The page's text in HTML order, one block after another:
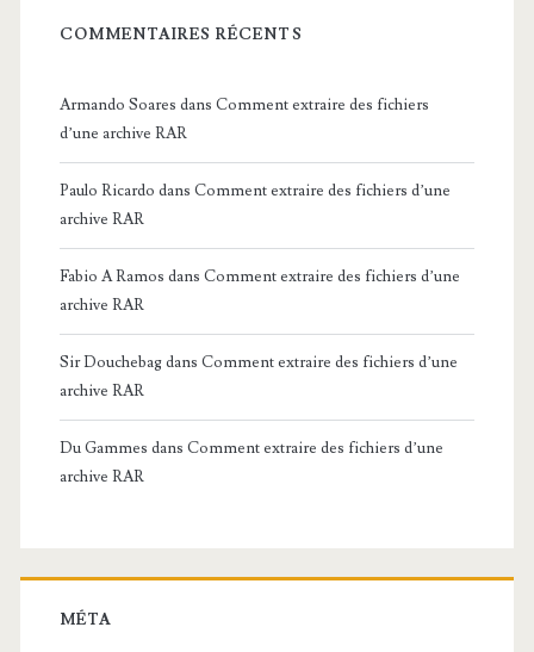
COMMENTAIRES RÉCENTS
Armando Soares dans Comment extraire des fichiers
d’une archive RAR
Paulo Ricardo dans Comment extraire des fichiers d’une
archive RAR
Fabio A Ramos dans Comment extraire des fichiers d’une
archive RAR
Sir Douchebagdans Comment extraire des fichiers d’une
archive RAR
Du Gammes dans Comment extraire des fichiers d’une
archive RAR
MÉTA